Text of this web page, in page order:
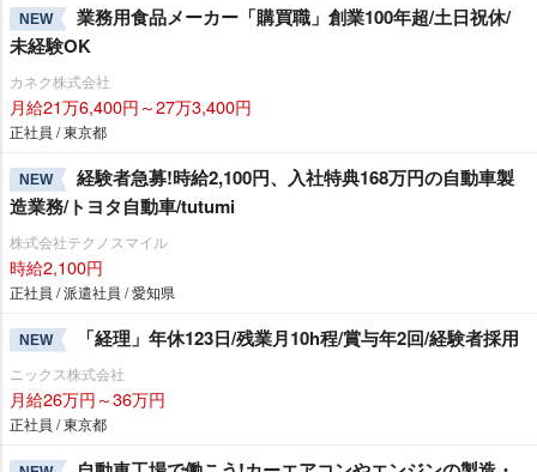
NEW
業務用食品メーカー「購買職」創業100年超/土日祝休/
未経験OK
カネク株式会社
月給21万6,400円～27万3,400円
正社員 / 東京都
NEW
経験者急募!時給2,100円、入社特典168万円の自動車製
造業務/トヨタ自動車/tutumi
株式会社テクノスマイル
時給2,100円
正社員 / 派遣社員 / 愛知県
NEW 「経理」年休123日/残業月10h程/賞与年2回/経験者採用
ニックス株式会社
月給26万円～36万円
正社員 / 東京都